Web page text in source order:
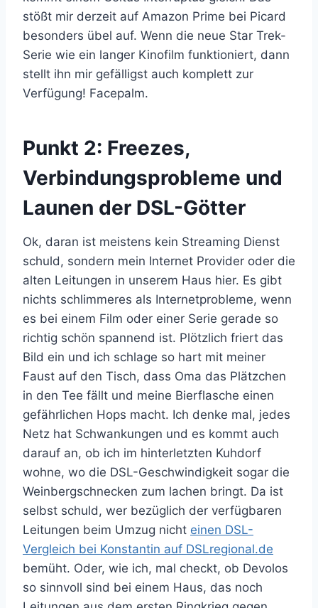
stößt mir derzeit auf Amazon Prime bei Picard
besonders übel auf. Wenn die neue Star Trek-
Serie wie ein langer Kinofilm funktioniert, dann
stellt ihn mir gefälligst auch komplett zur
Verfügung! Facepalm.
Punkt 2: Freezes,
Verbindungsprobleme und
Launen der DSL-Götter
Ok, daran ist meistens kein Streaming Dienst
schuld, sondern mein Internet Provider oder die
alten Leitungen in unserem Haus hier. Es gibt
nichts schlimmeres als Internetprobleme, wenn
es bei einem Film oder einer Serie gerade so
richtig schön spannend ist. Plötzlich friert das
Bild ein und ich schlage so hart mit meiner
Faust auf den Tisch, dass Oma das Plätzchen
in den Tee fällt und meine Bierflasche einen
gefährlichen Hops macht. Ich denke mal, jedes
Netz hat Schwankungen und es kommt auch
darauf an, ob ich im hinterletzten Kuhdorf
wohne, wo die DSL-Geschwindigkeit sogar die
Weinbergschnecken zum lachen bringt. Da ist
selbst schuld, wer bezüglich der verfügbaren
Leitungen beim Umzug nicht einen DSL-
Vergleich bei Konstantin auf DSLregional.de
bemüht. Oder, wie ich, mal checkt, ob Devolos
so sinnvoll sind bei einem Haus, das noch